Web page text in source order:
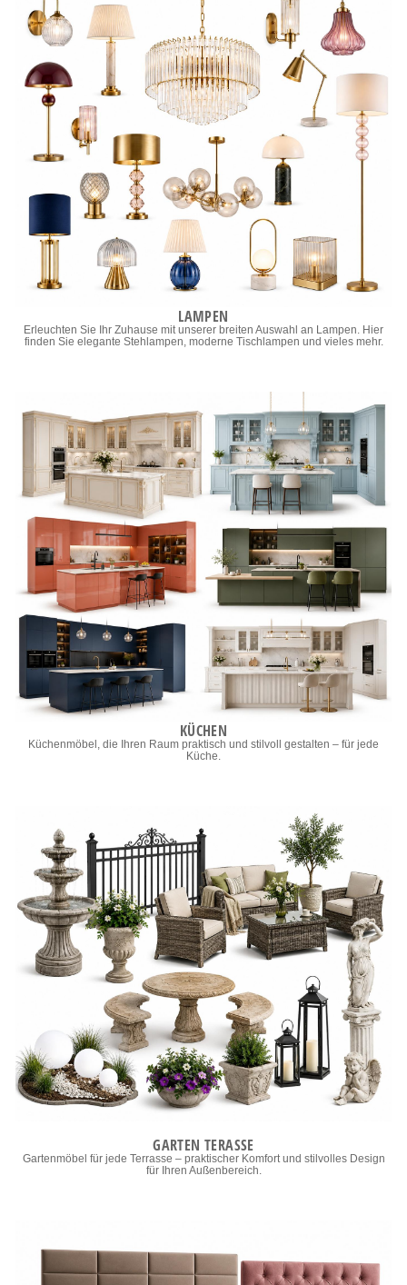
LAMPEN
Erleuchten Sie Ihr Zuhause mit unserer breiten Auswahl an Lampen. Hier
finden Sie elegante Stehlampen, moderne Tischlampen und vieles mehr.
KÜCHEN
Küchenmöbel, die Ihren Raum praktisch und stilvoll gestalten – für jede
Küche.
GARTEN TERASSE
Gartenmöbel für jede Terrasse – praktischer Komfort und stilvolles Design
für Ihren Außenbereich.